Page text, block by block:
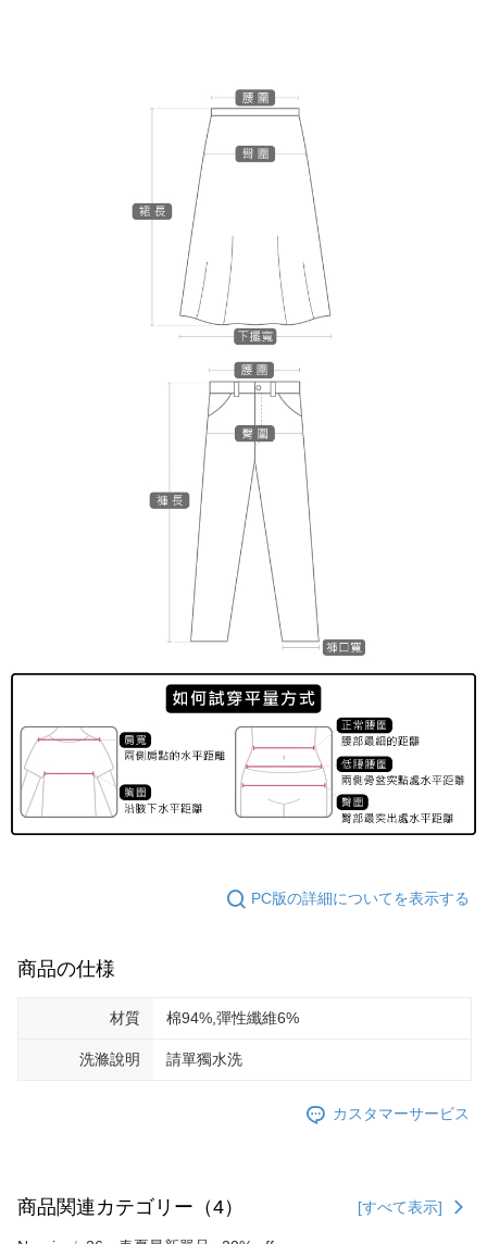
PC版の詳細についてを表示する
商品の仕様
材質 棉94%,彈性纖維6%
洗滌說明 請單獨水洗
カスタマーサービス
商品関連カテゴリー（4） [すべて表示]